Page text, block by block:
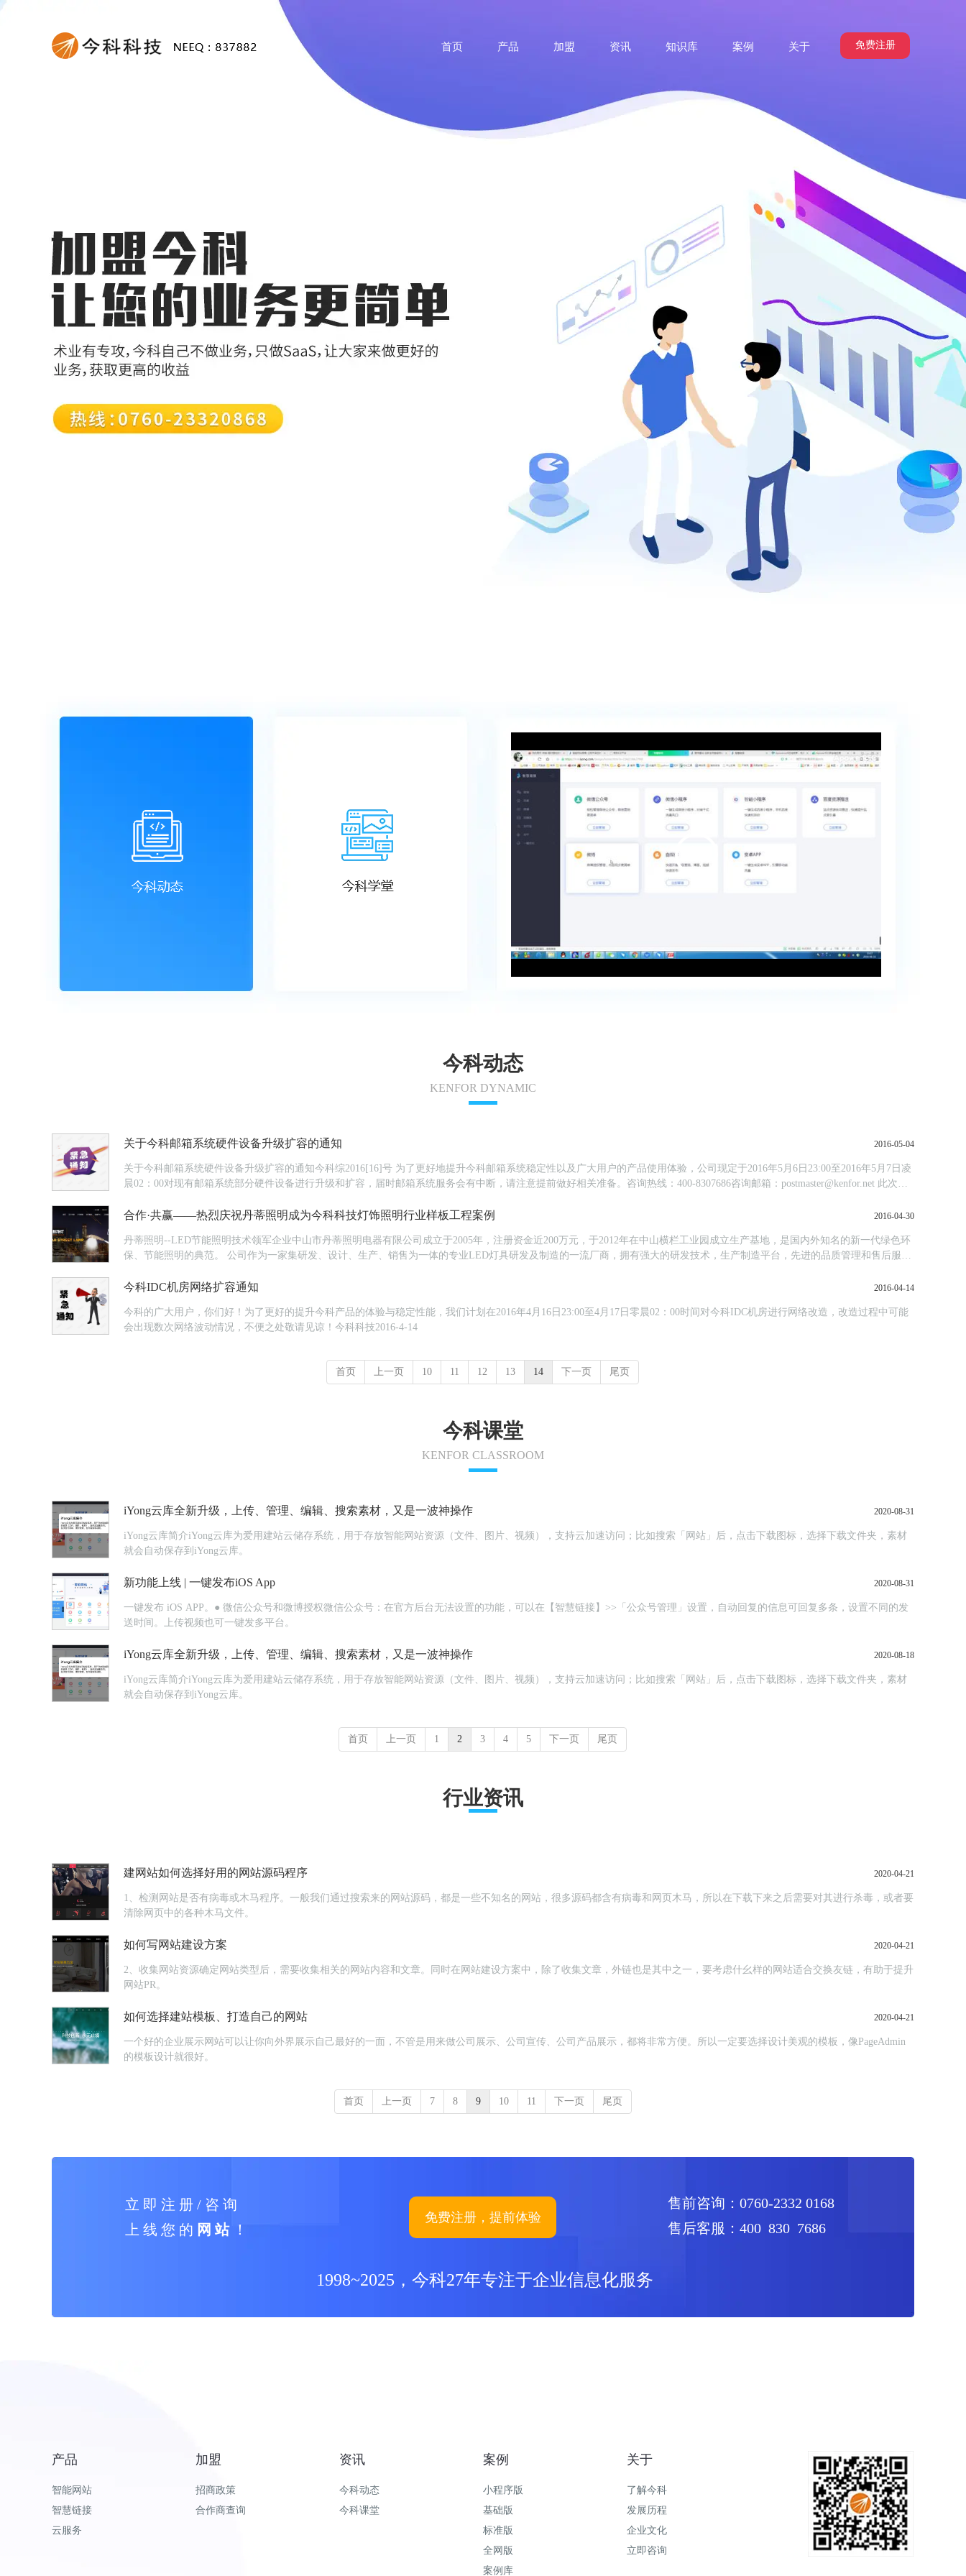
免费注册
首页 产品 加盟 资讯 知识库 案例 关于
今科动态
KENFOR DYNAMIC
关于今科邮箱系统硬件设备升级扩容的通知 2016-05-04
关于今科邮箱系统硬件设备升级扩容的通知今科综2016[16]号 为了更好地提升今科邮箱系统稳定性以及广大用户的产品使用体验，公司现定于2016年5月6日23:00至2016年5月7日凌
晨02：00对现有邮箱系统部分硬件设备进行升级和扩容，届时邮箱系统服务会有中断，请注意提前做好相关准备。咨询热线：400-8307686咨询邮箱：postmaster@kenfor.net 此次升
合作·共赢——热烈庆祝丹蒂照明成为今科科技灯饰照明行业样板工程案例 2016-04-30
丹蒂照明--LED节能照明技术领军企业中山市丹蒂照明电器有限公司成立于2005年，注册资金近200万元，于2012年在中山横栏工业园成立生产基地，是国内外知名的新一代绿色环
保、节能照明的典范。 公司作为一家集研发、设计、生产、销售为一体的专业LED灯具研发及制造的一流厂商，拥有强大的研发技术，生产制造平台，先进的品质管理和售后服务
今科IDC机房网络扩容通知 2016-04-14
今科的广大用户，你们好！为了更好的提升今科产品的体验与稳定性能，我们计划在2016年4月16日23:00至4月17日零晨02：00时间对今科IDC机房进行网络改造，改造过程中可能
会出现数次网络波动情况，不便之处敬请见谅！今科科技2016-4-14
首页 上一页 10 11 12 13 14 下一页 尾页
今科课堂
KENFOR CLASSROOM
iYong云库全新升级，上传、管理、编辑、搜索素材，又是一波神操作 2020-08-31
iYong云库简介iYong云库为爱用建站云储存系统，用于存放智能网站资源（文件、图片、视频），支持云加速访问；比如搜索「网站」后，点击下载图标，选择下载文件夹，素材
就会自动保存到iYong云库。
新功能上线 | 一键发布iOS App 2020-08-31
一键发布 iOS APP。● 微信公众号和微博授权微信公众号：在官方后台无法设置的功能，可以在【智慧链接】>>「公众号管理」设置，自动回复的信息可回复多条，设置不同的发
送时间。上传视频也可一键发多平台。
iYong云库全新升级，上传、管理、编辑、搜索素材，又是一波神操作 2020-08-18
iYong云库简介iYong云库为爱用建站云储存系统，用于存放智能网站资源（文件、图片、视频），支持云加速访问；比如搜索「网站」后，点击下载图标，选择下载文件夹，素材
就会自动保存到iYong云库。
首页 上一页 1 2 3 4 5 下一页 尾页
行业资讯
建网站如何选择好用的网站源码程序 2020-04-21
1、检测网站是否有病毒或木马程序。一般我们通过搜索来的网站源码，都是一些不知名的网站，很多源码都含有病毒和网页木马，所以在下载下来之后需要对其进行杀毒，或者要
清除网页中的各种木马文件。
如何写网站建设方案 2020-04-21
2、收集网站资源确定网站类型后，需要收集相关的网站内容和文章。同时在网站建设方案中，除了收集文章，外链也是其中之一，要考虑什幺样的网站适合交换友链，有助于提升
网站PR。
如何选择建站模板、打造自己的网站 2020-04-21
一个好的企业展示网站可以让你向外界展示自己最好的一面，不管是用来做公司展示、公司宣传、公司产品展示，都将非常方便。所以一定要选择设计美观的模板，像PageAdmin
的模板设计就很好。
首页 上一页 7 8 9 10 11 下一页 尾页
售前咨询：0760-2332 0168
售后客服：400 830 7686
1998~2025，今科27年专注于企业信息化服务
立 即 注 册 / 咨 询
上 线 您 的 网 站！
免费注册，提前体验
产品
智能网站
智慧链接
云服务
加盟
招商政策
合作商查询
资讯
今科动态
今科课堂
案例
小程序版
基础版
标准版
全网版
案例库
关于
了解今科
发展历程
企业文化
立即咨询